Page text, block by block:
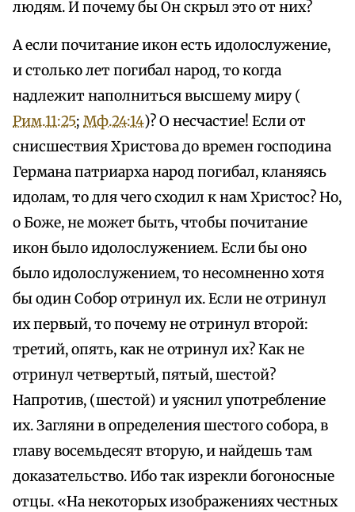
людям. И почему бы Он скрыл это от них?
А если почитание икон есть идолослужение,
и столько лет погибал народ, то когда
надлежит наполниться высшему миру (
Рим.11:25; Мф.24:14)? О несчастие! Если от
снисшествия Христова до времен господина
Германа патриарха народ погибал, кланяясь
идолам, то для чего сходил к нам Христос? Но,
о Боже, не может быть, чтобы почитание
икон было идолослужением. Если бы оно
было идолослужением, то несомненно хотя
бы один Собор отринул их. Если не отринул
их первый, то почему не отринул второй:
третий, опять, как не отринул их? Как не
отринул четвертый, пятый, шестой?
Напротив, (шестой) и уяснил употребление
их. Загляни в определения шестого собора, в
главу восемьдесят вторую, и найдешь там
доказательство. Ибо так изрекли богоносные
отцы. «На некоторых изображениях честных